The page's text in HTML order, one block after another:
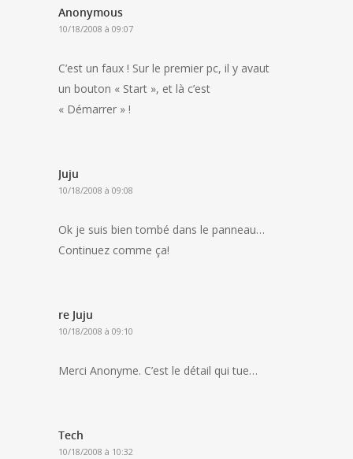
Anonymous
10/18/2008 à 09:07
C’est un faux ! Sur le premier pc, il y avaut
un bouton « Start », et là c’est
« Démarrer » !
Juju
10/18/2008 à 09:08
Ok je suis bien tombé dans le panneau…
Continuez comme ça!
re Juju
10/18/2008 à 09:10
Merci Anonyme. C’est le détail qui tue…
Tech
10/18/2008 à 10:32